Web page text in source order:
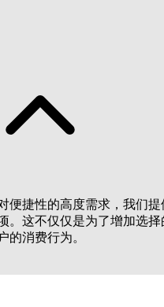
便捷性的高度需求，我们提
。这不仅仅是为了增加选择
的消费行为。